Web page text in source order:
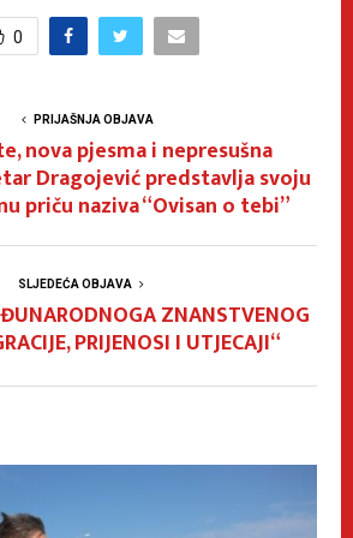
0
PRIJAŠNJA OBJAVA
nova pjesma i nepresušna
Dragojević predstavlja svoju
priču naziva “Ovisan o tebi”
SLJEDEĆA OBJAVA
ZNANSTVENOG
PRIJENOSI I UTJECAJI“